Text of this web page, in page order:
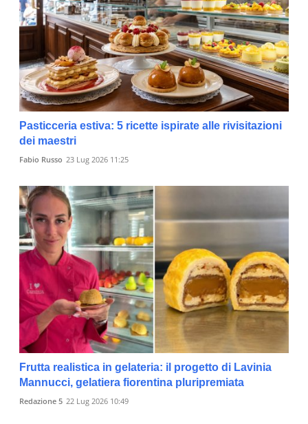
Pasticceria estiva: 5 ricette ispirate alle rivisitazioni
dei maestri
Fabio Russo 23 Lug 2026 11:25
Frutta realistica in gelateria: il progetto di Lavinia
Mannucci, gelatiera fiorentina pluripremiata
Redazione 5 22 Lug 2026 10:49